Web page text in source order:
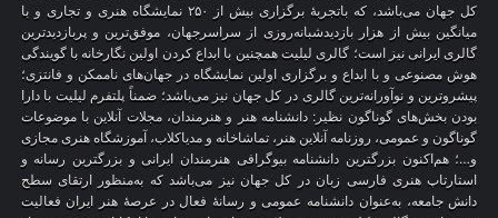
کل جهان می‌باشد، که باتجربهٔ برگزاری بیش از ۲۵۰ نمایشگاه هنری و تجاری و با
میانگین بیش از هزار بازدیدشبانه‌روزی از سراسرجهان، موفق‌ترین و پربازدیدترین
گالری ایرانی نیز است؛ گالری لیلیت همچنین با ابداع کردن اولین نگارخانه با گویندگی
هوش مصنوعی و با ابداع و برگزاری اولین نمایشگاه در جهان‌های ناممکن و فانتزی؛
پیشروترین و نوآورانه‌ترین گالری در کل جهان نیز می‌باشد؛ ضمناً پلتفرم لیلیت با دارا
بودن بخش‌های گوناگون نظیر: دانشنامه هنر و هنرمندان، مجلات آنلاین با موضوعات
گوناگون و عمومی، روزنامه آنلاین هنر، تماشاخانه و مدیاکلاب، آموزشگاه هنری مجازی
و…؛ هم‌اکنون بزرگترین دانشنامه بیوگرافی هنرمندان ایرانی و بزرگترین رسانه و
استارتاپ هنری فارسی زبان در کل جهان نیز می‌باشد که به‌منظور ارتقای سطح
دانش جامعه، به‌عنوان دانشنامه عمومی و رسانهٔ فعال در عرصهٔ هنر ایران فعالیت